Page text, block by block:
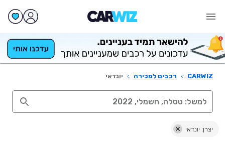
CARWIZ
› רכבים למכירה › יונדאי
יצרן: יונדאי